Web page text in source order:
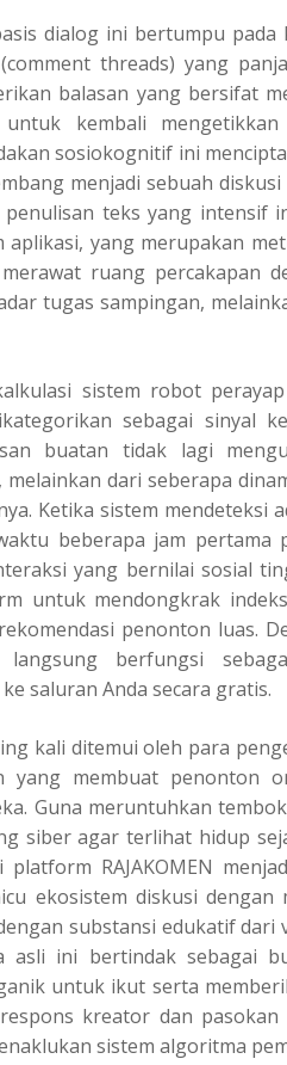
dialog ini bertumpu pada
threads) yang
balasan yang bersifat
kembali
sosiokognitif ini
menjadi sebuah
teks yang intensif
yang merupakan
ruang percakapan
tugas sampingan,
sistem robot
sebagai sinyal
buatan tidak lagi
dari seberapa
Ketika sistem mendeteksi
beberapa jam pertama
yang bernilai sosial
untuk mendongkrak
penonton luas.
langsung berfungsi
saluran Anda secara gratis.
kali ditemui oleh para
yang membuat penonton
Guna meruntuhkan
siber agar terlihat hidup
platform RAJAKOMEN
ekosistem diskusi
substansi edukatif dari
asli ini bertindak sebagai
untuk ikut serta
kreator dan
sistem algoritma